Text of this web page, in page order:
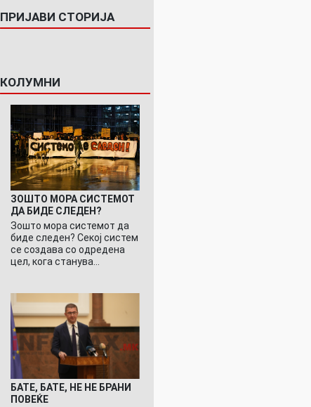
ПРИЈАВИ СТОРИЈА
КОЛУМНИ
ЗОШТО МОРА СИСТЕМОТ
ДА БИДЕ СЛЕДЕН?
Зошто мора системот да
биде следен? Секој систем
се создава со одредена
цел, кога станува…
БАТЕ, БАТЕ, НЕ НЕ БРАНИ
ПОВЕЌЕ